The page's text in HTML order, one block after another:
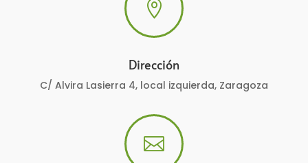

Dirección
C/ Alvira Lasierra 4, local izquierda, Zaragoza
